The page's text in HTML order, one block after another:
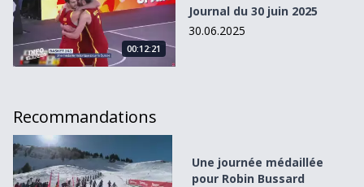
00:12:21
Journal du 30 juin 2025
30.06.2025
Recommandations
Une journée médaillée pour Robin Bussard
Une journée médaillée
pour Robin Bussard